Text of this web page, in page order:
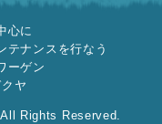
心に
テナンスを行なう
ーゲン
ヤ
Rights Reserved.